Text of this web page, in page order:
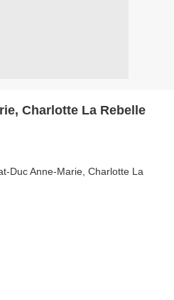
Charlotte La Rebelle